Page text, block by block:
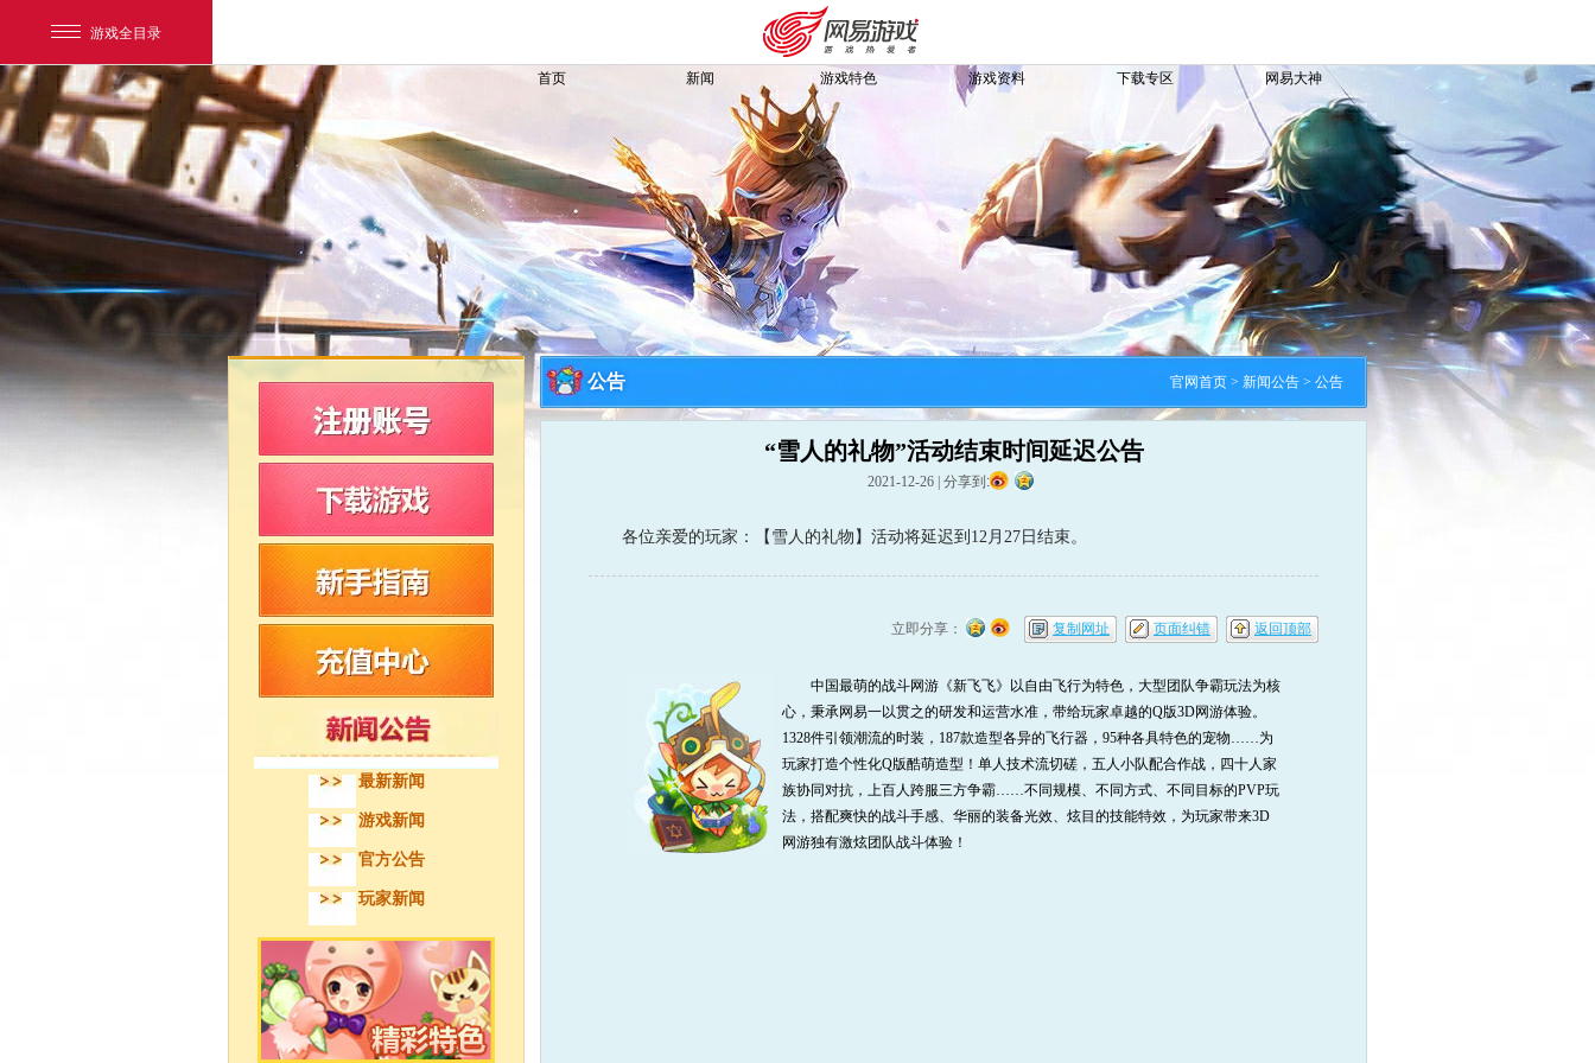
游戏全目录
网易游戏
游戏爱好者
我的足迹：
客服中心
首页 新闻 游戏特色 游戏资料 下载专区 网易大神
最新新闻
游戏新闻
官方公告
玩家新闻
公告 官网首页 > 新闻公告 > 公告
“雪人的礼物”活动结束时间延迟公告
2021-12-26 分享到:
各位亲爱的玩家：【雪人的礼物】活动将延迟到12月27日结束。
立即分享： 复制网址 页面纠错 返回顶部
中国最萌的战斗网游《新飞飞》以自由飞行为特色，大型团队争霸玩法为核
心，秉承网易一以贯之的研发和运营水准，带给玩家卓越的Q版3D网游体验。
1328件引领潮流的时装，187款造型各异的飞行器，95种各具特色的宠物……为
玩家打造个性化Q版酷萌造型！单人技术流切磋，五人小队配合作战，四十人家
族协同对抗，上百人跨服三方争霸……不同规模、不同方式、不同目标的PVP玩
法，搭配爽快的战斗手感、华丽的装备光效、炫目的技能特效，为玩家带来3D
网游独有激炫团队战斗体验！